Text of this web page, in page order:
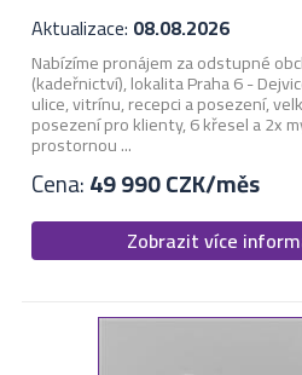
Aktualizace: 08.08.2026
Nabízíme pronájem za odstupné
(kadeřnictví), lokalita Praha 6 -
ulice, vitrínu, recepci a posezení,
posezení pro klienty, 6 křesel a 2x
prostornou ...
Cena:49 990 CZK/měs
Zobrazit více